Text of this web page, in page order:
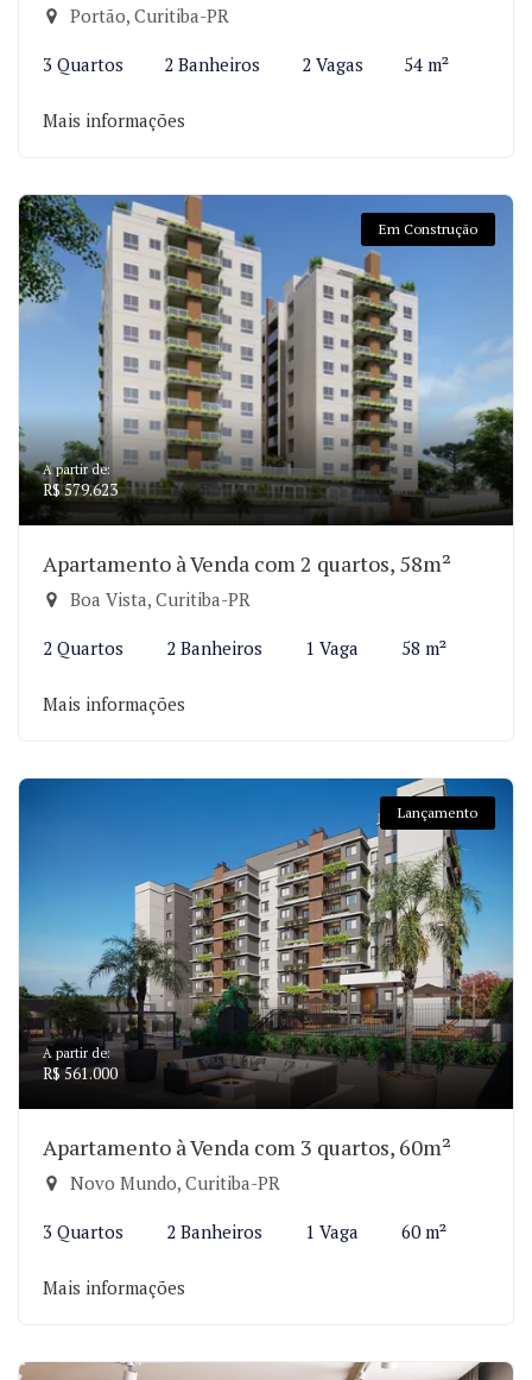
Portão, Curitiba-PR
3 Quartos 2 Banheiros 2 Vagas 54 m²
Mais informações
Em Construção
A partir de:
R$ 579.623
Apartamento à Venda com 2 quartos, 58m²
Boa Vista, Curitiba-PR
2 Quartos 2 Banheiros 1 Vaga 58 m²
Mais informações
Lançamento
A partir de:
R$ 561.000
Apartamento à Venda com 3 quartos, 60m²
Novo Mundo, Curitiba-PR
3 Quartos 2 Banheiros 1 Vaga 60 m²
Mais informações